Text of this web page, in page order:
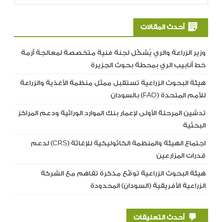
أحدث المقالات
وزير الزراعة والري يُشكّل لجنة فنية متخصصة لمعالجة أزمة
خط أنابيب الري بمحطة بحوث الجزيرة
هيئة البحوث الزراعية تستقبل ممثل منظمة الأغذية والزراعة
للأمم المتحدة (FAO) بالسودان
تدشين المرحلة الأولى لإعمار بنك الموارد الوراثية ودعم المراكز
البحثية
اجتماع الهيئة والمنظمة الكاثوليكية للإغاثة (CRS) لدعم
قدرات المزارعين
هيئة البحوث الزراعية توقّع مذكرة تفاهم مع الشركة
الزراعية الأفريقية (السودان) المحدودة
أحدث التعليقات